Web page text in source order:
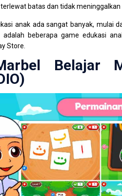
batas dan tidak meninggalkan
anak ada sangat banyak, mulai
adalah beberapa game edukasi
Store.
Belajar